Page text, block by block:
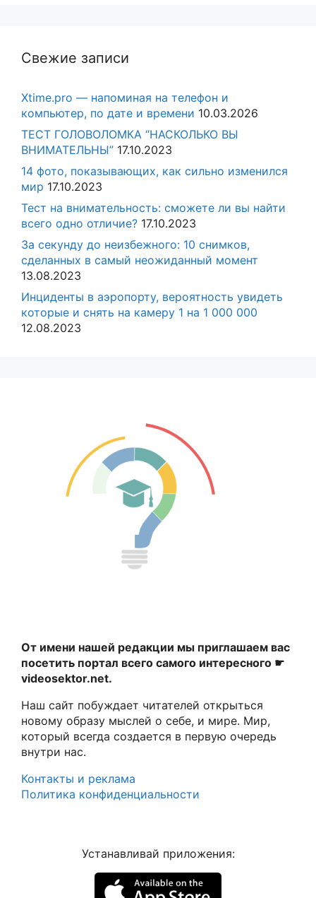
Свежие записи
Xtime.pro — напоминая на телефон и
компьютер, по дате и времени 10.03.2026
ТЕСТ ГОЛОВОЛОМКА “НАСКОЛЬКО ВЫ
ВНИМАТЕЛЬНЫ” 17.10.2023
14 фото, показывающих, как сильно изменился
мир 17.10.2023
Тест на внимательность: сможете ли вы найти
всего одно отличие? 17.10.2023
За секунду до неизбежного: 10 снимков,
сделанных в самый неожиданный момент
13.08.2023
Инциденты в аэропорту, вероятность увидеть
которые и снять на камеру 1 на 1 000 000
12.08.2023
От имени нашей редакции мы приглашаем вас
посетить портал всего самого интересного ☛
videosektor.net.
Наш сайт побуждает читателей открыться
новому образу мыслей о себе, и мире. Мир,
который всегда создается в первую очередь
внутри нас.
Контакты и реклама
Политика конфиденциальности
Устанавливай приложения: